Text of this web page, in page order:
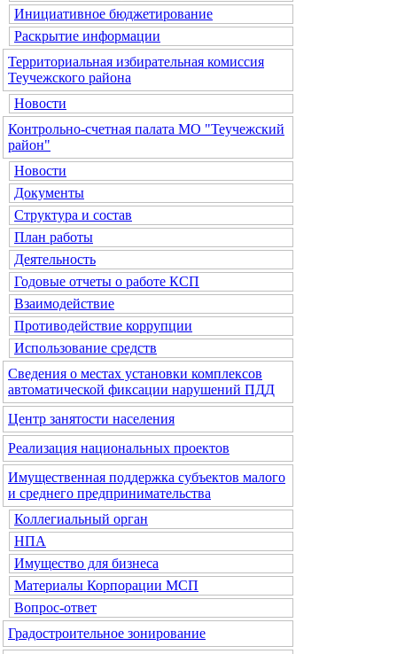
Инициативное бюджетирование
Раскрытие информации
Территориальная избирательная комиссия
Теучежского района
Новости
Контрольно-счетная палата МО "Теучежский
район"
Новости
Документы
Структура и состав
План работы
Деятельность
Годовые отчеты о работе КСП
Взаимодействие
Противодействие коррупции
Использование средств
Сведения о местах установки комплексов
автоматической фиксации нарушений ПДД
Центр занятости населения
Реализация национальных проектов
Имущественная поддержка субъектов малого
и среднего предпринимательства
Коллегиальный орган
НПА
Имущество для бизнеса
Материалы Корпорации МСП
Вопрос-ответ
Градостроительное зонирование